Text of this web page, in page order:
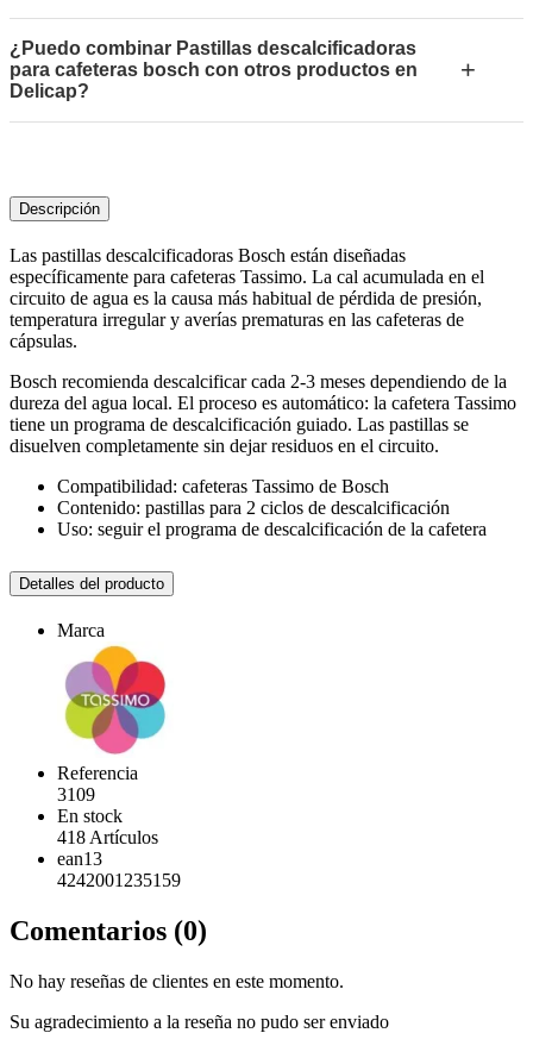
¿Puedo combinar Pastillas descalcificadoras
para cafeteras bosch con otros productos en
Delicap?
+
Descripción
Las pastillas descalcificadoras Bosch están diseñadas
específicamente para cafeteras Tassimo. La cal acumulada en el
circuito de agua es la causa más habitual de pérdida de presión,
temperatura irregular y averías prematuras en las cafeteras de
cápsulas.
Bosch recomienda descalcificar cada 2-3 meses dependiendo de la
dureza del agua local. El proceso es automático: la cafetera Tassimo
tiene un programa de descalcificación guiado. Las pastillas se
disuelven completamente sin dejar residuos en el circuito.
Compatibilidad: cafeteras Tassimo de Bosch
Contenido: pastillas para 2 ciclos de descalcificación
Uso: seguir el programa de descalcificación de la cafetera
Detalles del producto
Marca
Referencia
3109
En stock
418 Artículos
ean13
4242001235159
Comentarios (0)
No hay reseñas de clientes en este momento.
Su agradecimiento a la reseña no pudo ser enviado